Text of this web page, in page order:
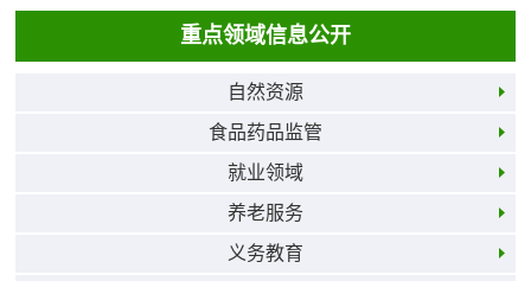
重点领域信息公开
自然资源
食品药品监管
就业领域
养老服务
义务教育